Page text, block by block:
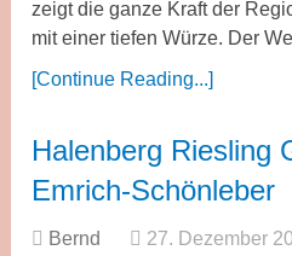
zeigt die ganze Kraft der
mit einer tiefen Würze. Der
[Continue Reading...]
Halenberg Riesling
Emrich-Schönleber
Bernd 27. Dezember